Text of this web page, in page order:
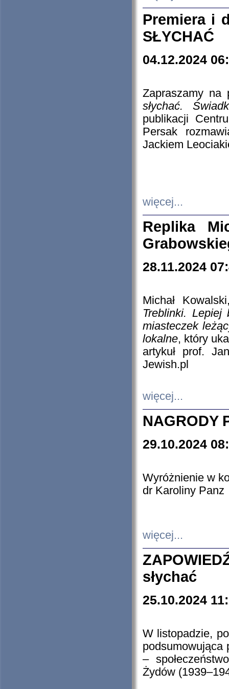
Premiera i
SŁYCHAĆ
04.12.2024
Zapraszamy
słychać.
publikacji
Persak
Jackiem
więcej...
Replika
28.11.2024
Michał
Treblinki. Lepiej
miasteczek
lokalne, który
artykuł prof.
Jewish.pl
więcej...
NAGRODY
29.10.2024
Wyróżnienie w
dr Karoliny Panz
więcej...
słychać
25.10.2024
W listopadzie,
podsumowująca
–
Żydów